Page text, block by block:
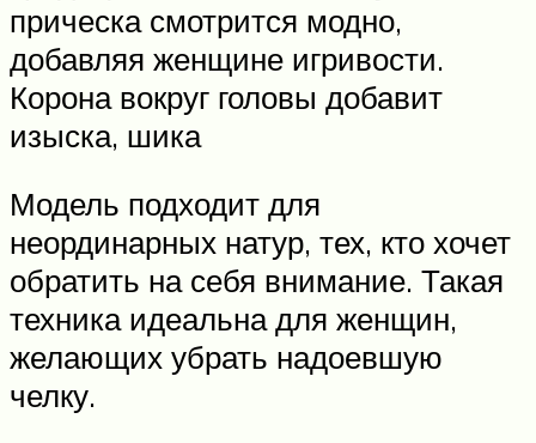
прическа смотрится модно,
добавляя женщине игривости.
Корона вокруг головы добавит
изыска, шика
Модель подходит для
неординарных натур, тех, кто хочет
обратить на себя внимание. Такая
техника идеальна для женщин,
желающих убрать надоевшую
челку.